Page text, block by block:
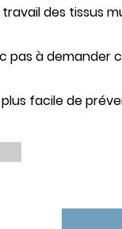
travail des tissus
pas à
facile de